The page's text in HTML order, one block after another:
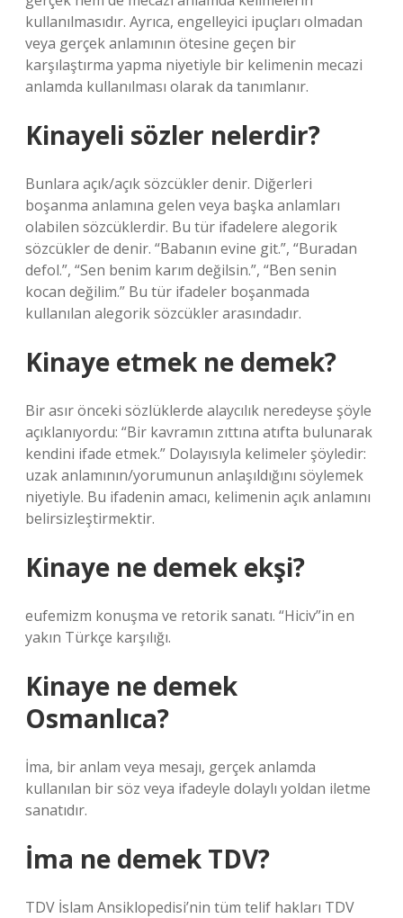
kullanılmasıdır. Ayrıca, engelleyici ipuçları olmadan
veya gerçek anlamının ötesine geçen bir
karşılaştırma yapma niyetiyle bir kelimenin mecazi
anlamda kullanılması olarak da tanımlanır.
Kinayeli sözler nelerdir?
Bunlara açık/açık sözcükler denir. Diğerleri
boşanma anlamına gelen veya başka anlamları
olabilen sözcüklerdir. Bu tür ifadelere alegorik
sözcükler de denir. “Babanın evine git.”, “Buradan
defol.”, “Sen benim karım değilsin.”, “Ben senin
kocan değilim.” Bu tür ifadeler boşanmada
kullanılan alegorik sözcükler arasındadır.
Kinaye etmek ne demek?
Bir asır önceki sözlüklerde alaycılık neredeyse şöyle
açıklanıyordu: “Bir kavramın zıttına atıfta bulunarak
kendini ifade etmek.” Dolayısıyla kelimeler şöyledir:
uzak anlamının/yorumunun anlaşıldığını söylemek
niyetiyle. Bu ifadenin amacı, kelimenin açık anlamını
belirsizleştirmektir.
Kinaye ne demek ekşi?
eufemizm konuşma ve retorik sanatı. “Hiciv”in en
yakın Türkçe karşılığı.
Kinaye ne demek
Osmanlıca?
İma, bir anlam veya mesajı, gerçek anlamda
kullanılan bir söz veya ifadeyle dolaylı yoldan iletme
sanatıdır.
İma ne demek TDV?
TDV İslam Ansiklopedisi’nin tüm telif hakları TDV